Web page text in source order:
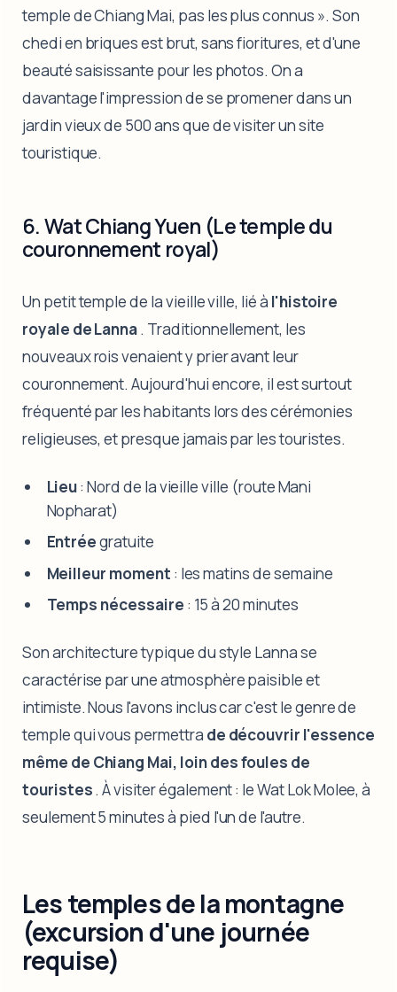
temple de Chiang Mai, pas les plus connus ». Son
chedi en briques est brut, sans fioritures, et d'une
beauté saisissante pour les photos. On a
davantage l'impression de se promener dans un
jardin vieux de 500 ans que de visiter un site
touristique.
6. Wat Chiang Yuen (Le temple du
couronnement royal)
Un petit temple de la vieille ville, lié à l'histoire
royale de Lanna . Traditionnellement, les
nouveaux rois venaient y prier avant leur
couronnement. Aujourd'hui encore, il est surtout
fréquenté par les habitants lors des cérémonies
religieuses, et presque jamais par les touristes.
Lieu: Nord de la vieille ville (route Mani
Nopharat)
Entréegratuite
Meilleur moment : les matins de semaine
Temps nécessaire : 15 à 20 minutes
Son architecture typique du style Lanna se
caractérise par une atmosphère paisible et
intimiste. Nous l'avons inclus car c'est le genre de
temple qui vous permettra de découvrir l'essence
même de Chiang Mai, loin des foules de
touristes. À visiter également : le Wat Lok Molee, à
seulement 5 minutes à pied l'un de l'autre.
Les temples de la montagne
(excursion d'une journée
requise)